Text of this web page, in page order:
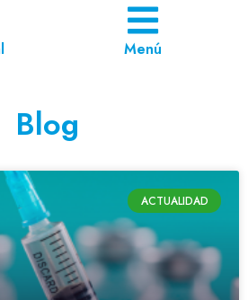
Menú
Blog
ACTUALIDAD